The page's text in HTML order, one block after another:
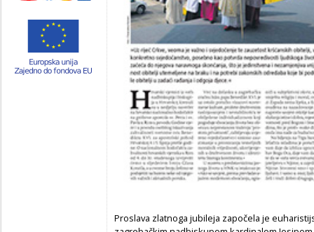
Proslava zlatnoga jubileja započela je